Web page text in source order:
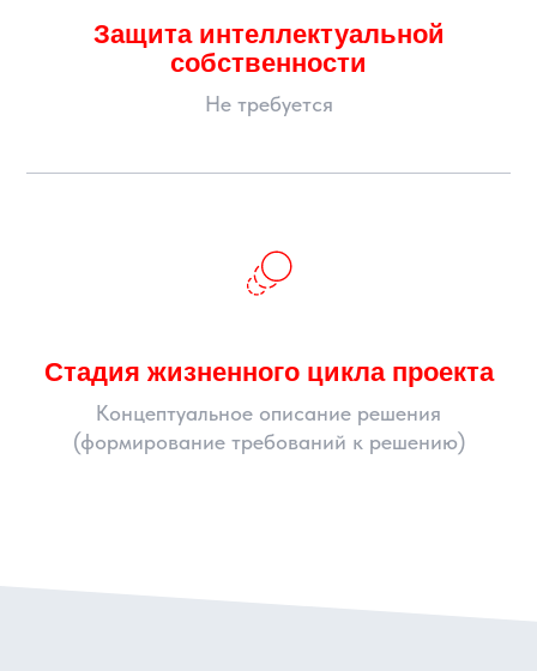
Защита интеллектуальной
собственности
Не требуется
Стадия жизненного цикла проекта
Концептуальное описание решения
(формирование требований к решению)